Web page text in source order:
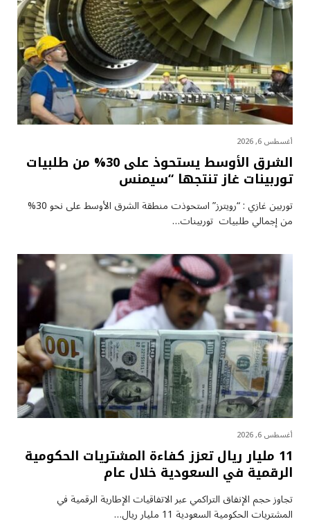
أغسطس 6, 2026
الشرق الأوسط يستحوذ على 30% من طلبيات
توربينات غاز تنتجها “سيمنس
توربين غازي : “رويترز” استحوذت منطقة الشرق الأوسط على نحو 30%
من إجمالي طلبيات توربينات…
أغسطس 6, 2026
11 مليار ريال تعزز كفاءة المشتريات الحكومية
الرقمية في السعودية خلال عام
تجاوز حجم الإنفاق التراكمي عبر الاتفاقيات الإطارية الرقمية في
المشتريات الحكومية السعودية 11 مليار ريال…